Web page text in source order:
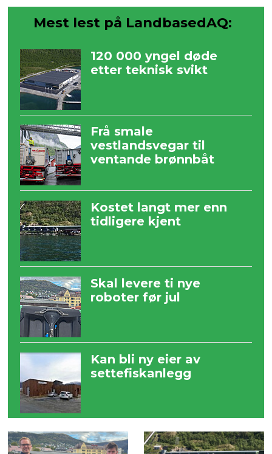
Mest lest på LandbasedAQ:
120 000 yngel døde
etter teknisk svikt
Frå smale
vestlandsvegar til
ventande brønnbåt
Kostet langt mer enn
tidligere kjent
Skal levere ti nye
roboter før jul
Kan bli ny eier av
settefiskanlegg